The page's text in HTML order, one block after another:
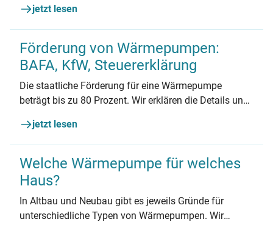
jetzt lesen
Förderung von Wärmepumpen:
BAFA, KfW, Steuererklärung
Die staatliche Förderung für eine Wärmepumpe
beträgt bis zu 80 Prozent. Wir erklären die Details und
Baumaßnahmen
jetzt lesen
Welche Wärmepumpe für welches
Haus?
In Altbau und Neubau gibt es jeweils Gründe für
unterschiedliche Typen von Wärmepumpen. Wir